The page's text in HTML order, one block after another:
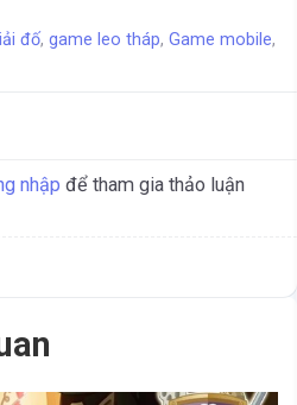
đố, game leo tháp, Game mobile,
nhập để tham gia thảo luận